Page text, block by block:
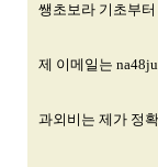
쌩초보라 기초부
제 이메일는
과외비는 제가 정